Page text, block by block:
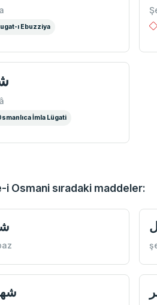
ı Ebuzziya
İmla Lügati
i Osmani sıradaki maddeler: